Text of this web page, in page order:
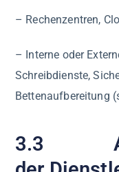
– Rechenzentren,
– Interne oder
Schreibdienste,
Bettenaufbereitung
3.3 Art